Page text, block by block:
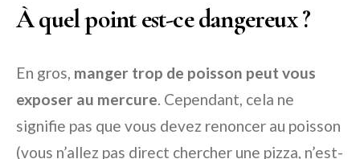
À quel point est-ce dangereux ?
En gros, manger trop de poisson peut vous
exposer au mercure . Cependant, cela ne
signifie pas que vous devez renoncer au poisson
(vous n’allez pas direct chercher une pizza, n’est-